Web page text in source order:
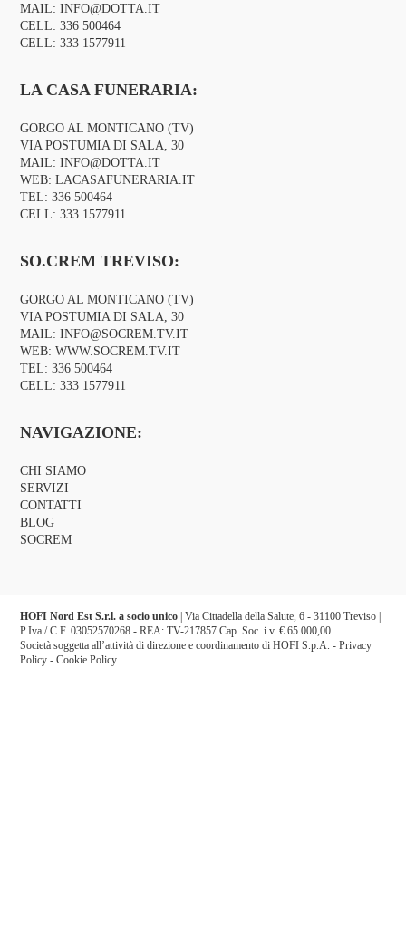
MAIL:INFO@DOTTA.IT
CELL:336 500464
CELL:333 1577911
LA CASA FUNERARIA:
GORGO AL MONTICANO (TV)
VIA POSTUMIA DI SALA, 30
MAIL:INFO@DOTTA.IT
WEB:LACASAFUNERARIA.IT
TEL:336 500464
CELL:333 1577911
SO.CREM TREVISO:
GORGO AL MONTICANO (TV)
VIA POSTUMIA DI SALA, 30
MAIL:INFO@SOCREM.TV.IT
WEB:WWW.SOCREM.TV.IT
TEL:336 500464
CELL:333 1577911
NAVIGAZIONE:
CHI SIAMO
SERVIZI
CONTATTI
BLOG
SOCREM
HOFI Nord Est S.r.l. a socio unico | Via Cittadella della Salute, 6 - 31100 Treviso |
P.Iva / C.F. 03052570268 - REA: TV-217857 Cap. Soc. i.v. € 65.000,00
Società soggetta all’attività di direzione e coordinamento di HOFI S.p.A. -Privacy
Policy -Cookie Policy.